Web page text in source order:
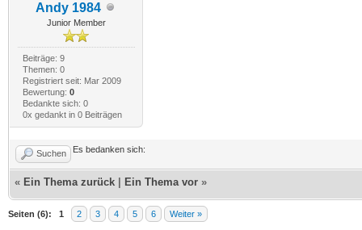
Andy 1984
Junior Member
Beiträge: 9
Themen: 0
Registriert seit: Mar 2009
Bewertung: 0
Bedankte sich: 0
0x gedankt in 0 Beiträgen
Suchen Es bedanken sich:
« Ein Thema zurück Ein Thema vor »
Seiten (6): 1 2 3 4 5 6 Weiter »